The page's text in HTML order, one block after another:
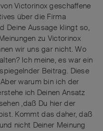
Victorinox geschaffene
über die Firma
Deine Aussage klingt so,
zu Victorinox
wir uns gar nicht. Wo
Ich meine, es war ein
Beitrag. Diese
warum bin ich der
ich Deinen Ansatz
,daß Du hier der
Kommt das daher, daß
nicht Deiner Meinung